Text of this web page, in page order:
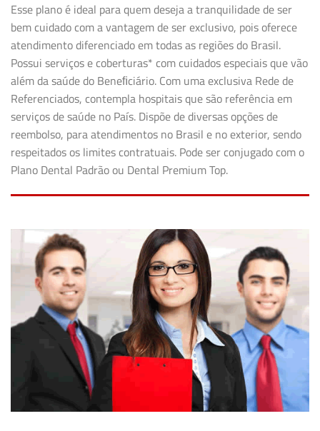
Esse plano é ideal para quem deseja a tranquilidade de ser
bem cuidado com a vantagem de ser exclusivo, pois oferece
atendimento diferenciado em todas as regiões do Brasil.
Possui serviços e coberturas* com cuidados especiais que vão
além da saúde do Beneﬁciário. Com uma exclusiva Rede de
Referenciados, contempla hospitais que são referência em
serviços de saúde no País. Dispõe de diversas opções de
reembolso, para atendimentos no Brasil e no exterior, sendo
respeitados os limites contratuais. Pode ser conjugado com o
Plano Dental Padrão ou Dental Premium Top.